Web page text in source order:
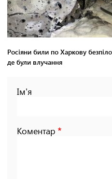
Росіяни били по Харкову
де були влучання
Ім'я
Коментар